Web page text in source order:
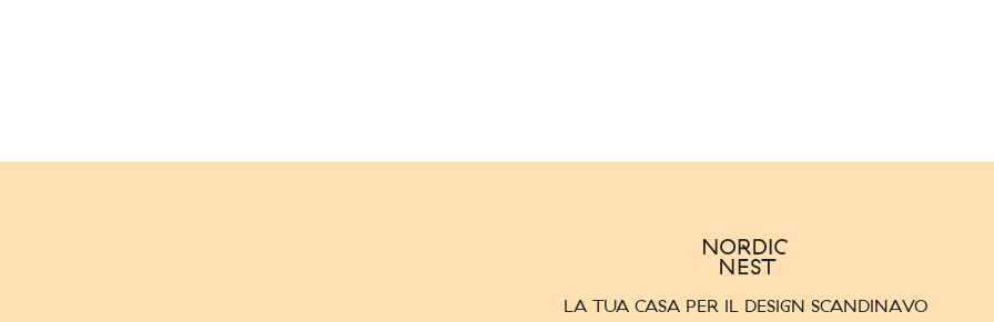
LA TUA CASA PER IL DESIGN SCANDINAVO